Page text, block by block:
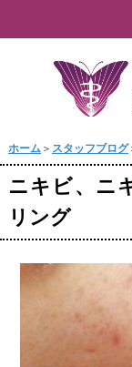
ホーム＞ スタッフブログ
ニキビ、ニ
リング